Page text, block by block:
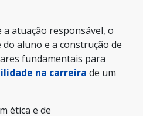
atuação responsável, o
aluno e a construção de
fundamentais para
na carreira de um
ética e de